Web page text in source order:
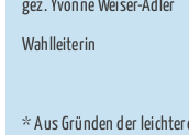
gez. Yvonne Weiser-Adler
Wahlleiterin
* Aus Gründen der